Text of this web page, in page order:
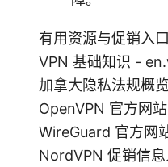
有用资源与促销入
VPN 基础知识 -
加拿大隐私法规概
OpenVPN 官方网
WireGuard 官方
NordVPN 促销信